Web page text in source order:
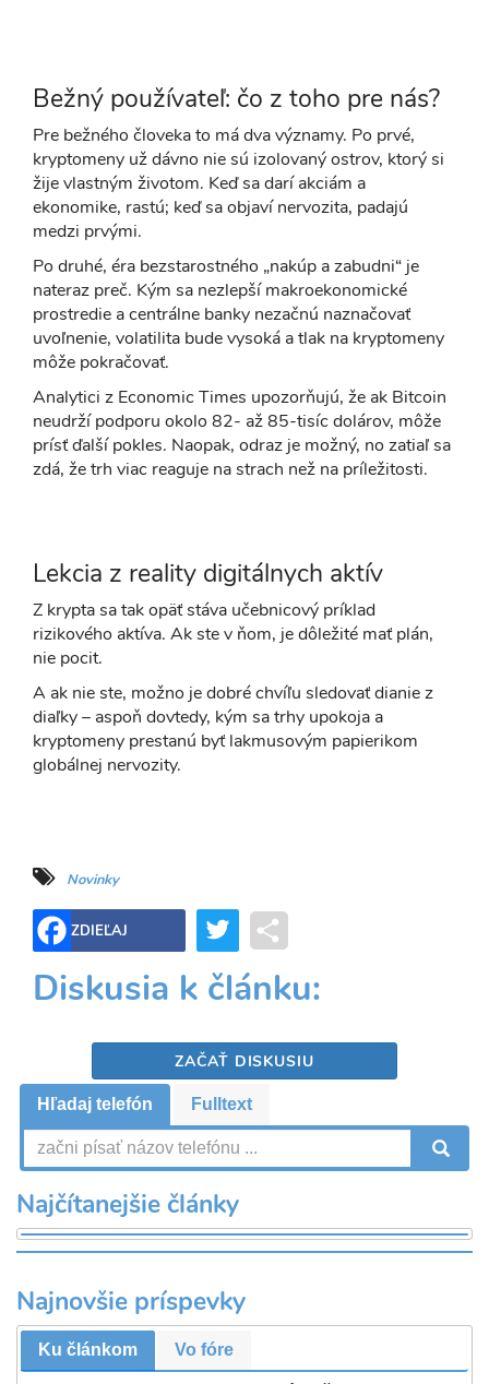
Bežný používateľ: čo z toho pre nás?
Pre bežného človeka to má dva významy. Po prvé,
kryptomeny už dávno nie sú izolovaný ostrov, ktorý si
žije vlastným životom. Keď sa darí akciám a
ekonomike, rastú; keď sa objaví nervozita, padajú
medzi prvými.
Po druhé, éra bezstarostného „nakúp a zabudni“ je
nateraz preč. Kým sa nezlepší makroekonomické
prostredie a centrálne banky nezačnú naznačovať
uvoľnenie, volatilita bude vysoká a tlak na kryptomeny
môže pokračovať.
Analytici z Economic Times upozorňujú, že ak Bitcoin
neudrží podporu okolo 82- až 85-tisíc dolárov, môže
prísť ďalší pokles. Naopak, odraz je možný, no zatiaľ sa
zdá, že trh viac reaguje na strach než na príležitosti.
Lekcia z reality digitálnych aktív
Z krypta sa tak opäť stáva učebnicový príklad
rizikového aktíva. Ak ste v ňom, je dôležité mať plán,
nie pocit.
A ak nie ste, možno je dobré chvíľu sledovať dianie z
diaľky – aspoň dovtedy, kým sa trhy upokoja a
kryptomeny prestanú byť lakmusovým papierikom
globálnej nervozity.
Novinky
ZDIEĽAJ Twitter
Diskusia k článku:
ZAČAŤ DISKUSIU
Hľadaj telefón Fulltext
Najčítanejšie články
Najnovšie príspevky
Ku článkom Vo fóre